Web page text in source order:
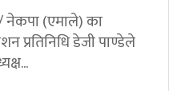
नेकपा (एमाले) का
प्रतिनिधि डेजी पाण्डेले